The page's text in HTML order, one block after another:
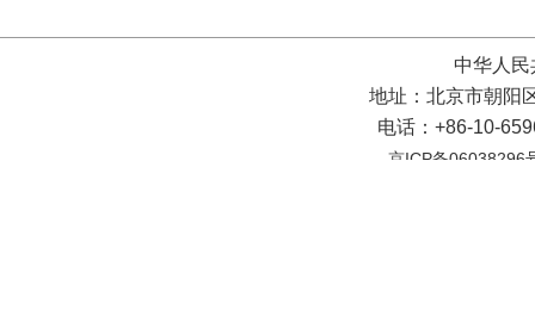
中华人
地址：北京市朝阳
电话：+86-10-
京ICP备06038296